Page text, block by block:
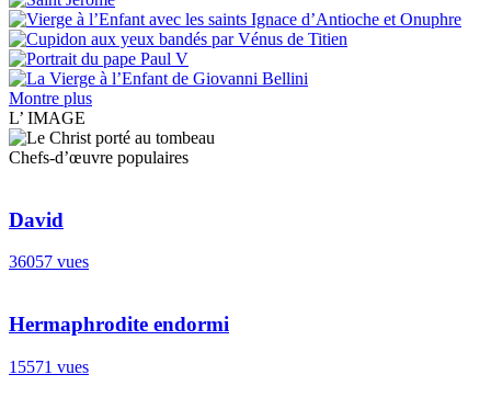
Montre plus
L’ IMAGE
Chefs-d’œuvre populaires
David
36057 vues
Hermaphrodite endormi
15571 vues